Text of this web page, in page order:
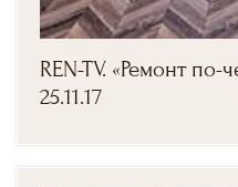
REN-TV. «Ремонт
25.11.17